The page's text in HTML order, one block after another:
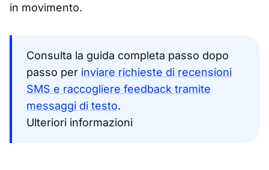
in movimento.
Consulta la guida completa passo dopo
passo per inviare richieste di recensioni
SMS e raccogliere feedback tramite
messaggi di testo.
Ulteriori informazioni